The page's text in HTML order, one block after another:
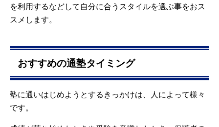
を利用するなどして自分に合うスタイルを選ぶ事をおス
スメします。
おすすめの通塾タイミング
塾に通いはじめようとするきっかけは、人によって様々
です。